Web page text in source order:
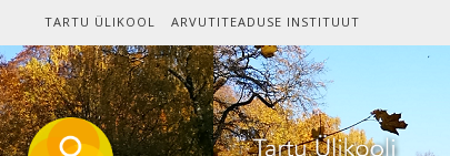
Skip to content
TARTU ÜLIKOOL ARVUTITEADUSE INSTITUUT